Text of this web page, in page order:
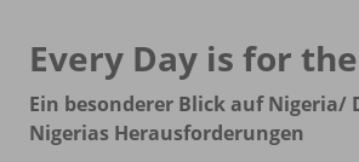
Every Day is for
Ein besonderer Blick auf Nigeria/
Nigerias Herausforderungen